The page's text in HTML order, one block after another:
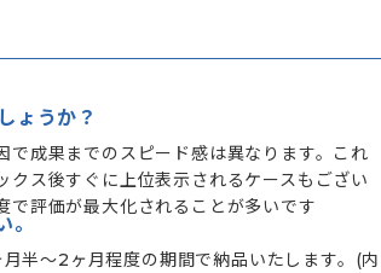
ょうか？
成果までのスピード感は異なります。これ
ス後すぐに上位表示されるケースもござい
で評価が最大化されることが多いです
半～2ヶ月程度の期間で納品いたします。(内